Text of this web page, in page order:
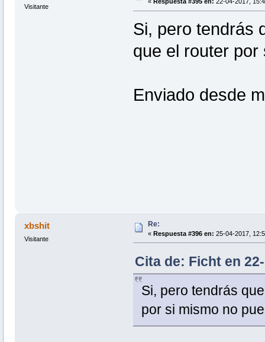
Visitante
« Respuesta #395 en: 22-04-2017,
Si, pero tendrás
que el router por
Enviado desde
xbshit
Visitante
Re:
« Respuesta #396 en: 25-04-2017,
Cita de: Ficht en
Si, pero tendrás
por si mismo no